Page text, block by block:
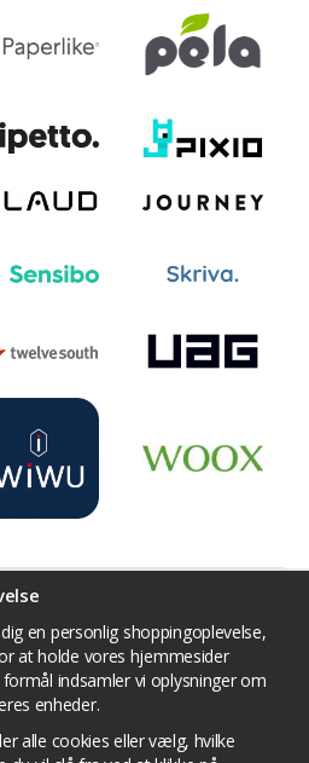
os
Facebook
Pinterest
Instagram
af personlige
en personlig shoppingoplevelse,
at holde vores hjemmesider
indsamler vi oplysninger om
enheder.
alle cookies eller vælg, hvilke